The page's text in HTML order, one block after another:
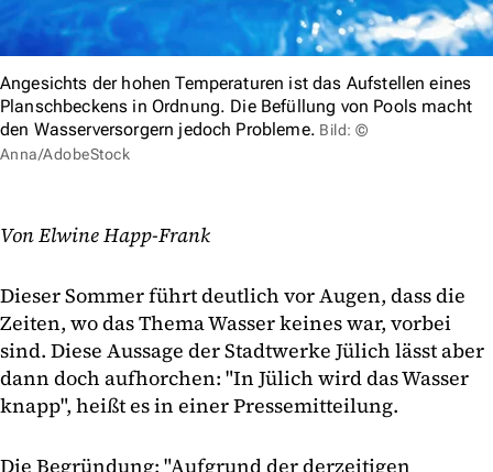
Angesichts der hohen Temperaturen ist das Aufstellen eines
Planschbeckens in Ordnung. Die Befüllung von Pools macht
den Wasserversorgern jedoch Probleme. Bild: ©
Anna/AdobeStock
Von Elwine Happ-Frank
Dieser Sommer führt deutlich vor Augen, dass die
Zeiten, wo das Thema Wasser keines war, vorbei
sind. Diese Aussage der Stadtwerke Jülich lässt aber
dann doch aufhorchen: "In Jülich wird das Wasser
knapp", heißt es in einer Pressemitteilung.
Die Begründung: "Aufgrund der derzeitigen